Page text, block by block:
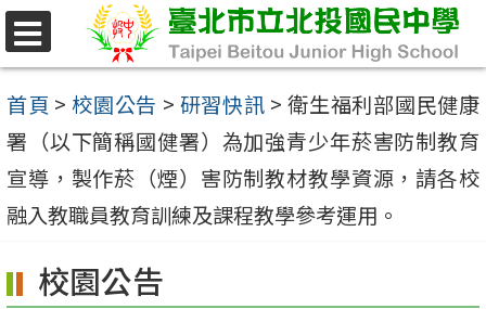
跳
至
主
要
內
容
首頁 > 校園公告 > 研習快訊 > 衛生福利部國民健康
署（以下簡稱國健署）為加強青少年菸害防制教育
宣導，製作菸（煙）害防制教材教學資源，請各校
融入教職員教育訓練及課程教學參考運用。
校園公告
選
單